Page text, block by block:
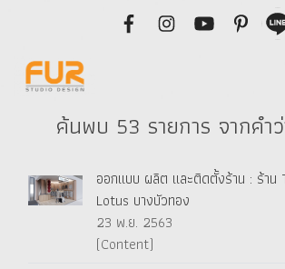
ค้นพบ 53 รายการ จากคำ
ออกแบบ ผลิต และติดตั้งร้าน : ร้าน
Lotus บางบัวทอง
23 พ.ย. 2563
(Content)